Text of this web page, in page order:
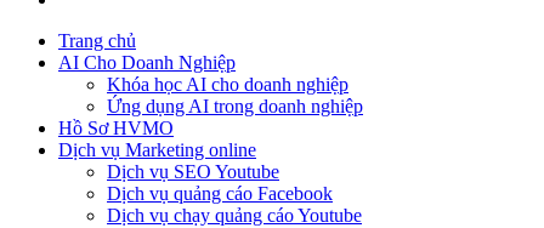
Trang chủ
AI Cho Doanh Nghiệp
Khóa học AI cho doanh nghiệp
Ứng dụng AI trong doanh nghiệp
Hồ Sơ HVMO
Dịch vụ Marketing online
Dịch vụ SEO Youtube
Dịch vụ quảng cáo Facebook
Dịch vụ chạy quảng cáo Youtube